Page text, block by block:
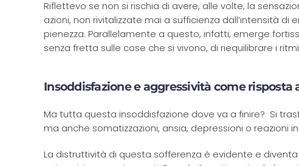
Riflettevo se non si rischia di avere, alle volte, la
azioni, non rivitalizzate mai a sufficienza dall’intensità
pienezza. Parallelamente a questo, infatti, emerge
senza fretta sulle cose che si vivono, di riequilibrare i
Insoddisfazione e aggressività come risposta
Ma tutta questa insoddisfazione dove va a finire? Si
ma anche somatizzazioni, ansia, depressioni o reazioni
La distruttività di questa sofferenza è evidente e